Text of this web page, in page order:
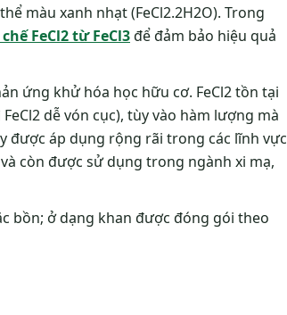
màu xanh nhạt (FeCl2.2H2O). Trong
FeCl2 từ FeCl3để đảm bảo hiệu quả
ứng khử hóa học hữu cơ. FeCl2 tồn tại
dễ vón cục), tùy vào hàm lượng mà
được áp dụng rộng rãi trong các lĩnh vực
còn được sử dụng trong ngành xi mạ,
bồn; ở dạng khan được đóng gói theo